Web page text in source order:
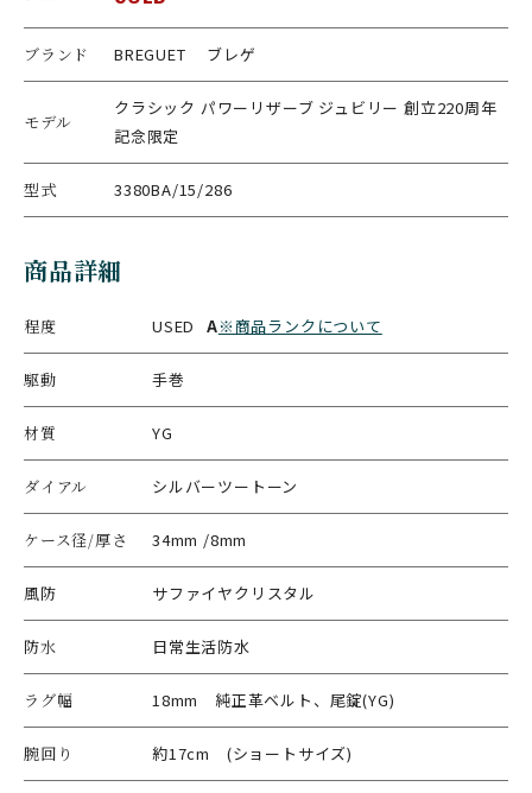
ブランド BREGUET ブレゲ
モデル
クラシック パワーリザーブ ジュビリー 創立220周年
記念限定
型式 3380BA/15/286
商品詳細
程度 USED A※商品ランクについて
駆動 手巻
材質 YG
ダイアル シルバーツートーン
ケース径/厚さ 34mm /8mm
風防 サファイヤクリスタル
防水 日常生活防水
ラグ幅 18mm 純正革ベルト、尾錠(YG)
腕回り 約17cm (ショートサイズ)